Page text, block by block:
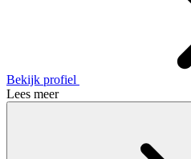
Bekijk profiel
Lees meer